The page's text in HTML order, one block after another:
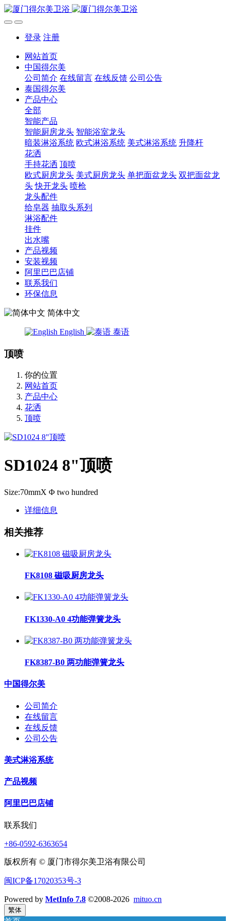
登录 注册
网站首页
中国得尔美
公司简介 在线留言 在线反馈 公司公告
泰国得尔美
产品中心
全部
智能产品
智能厨房龙头 智能浴室龙头
暗装淋浴系统 欧式淋浴系统 美式淋浴系统 升降杆
花洒
手持花洒 顶喷
欧式厨房龙头 美式厨房龙头 单把面盆龙头 双把面盆龙
头 快开龙头 喷枪
龙头配件
给皂器 抽取头系列
淋浴配件
挂件
出水嘴
产品视频
安装视频
阿里巴巴店铺
联系我们
环保信息
简体中文
English 泰语
顶喷
你的位置
网站首页
产品中心
花洒
顶喷
SD1024 8"顶喷
Size:70mmX Φ two hundred
详细信息
相关推荐
FK8108 磁吸厨房龙头
FK1330-A0 4功能弹簧龙头
FK8387-B0 两功能弹簧龙头
中国得尔美
公司简介
在线留言
在线反馈
公司公告
美式淋浴系统
产品视频
阿里巴巴店铺
联系我们
+86-0592-6363654
版权所有 © 厦门市得尔美卫浴有限公司
闽ICP备17020353号-3
Powered by MetInfo 7.8 ©2008-2026 mituo.cn
繁体